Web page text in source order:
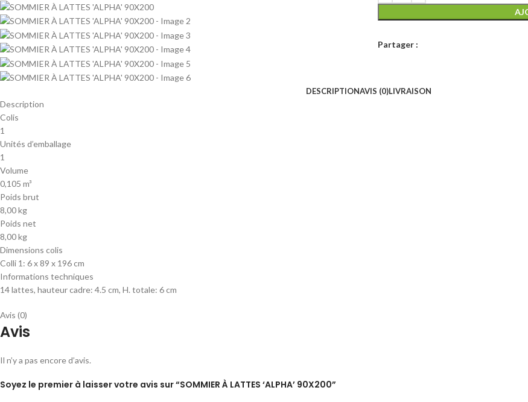
Partager :
DESCRIPTIONAVIS (0)LIVRAISON
Description
Colis
1
Unités d’emballage
1
Volume
0,105 m³
Poids brut
8,00 kg
Poids net
8,00 kg
Dimensions colis
Colli 1: 6 x 89 x 196 cm
Informations techniques
14 lattes, hauteur cadre: 4.5 cm, H. totale: 6 cm
Avis (0)
Avis
Il n’y a pas encore d’avis.
Soyez le premier à laisser votre avis sur “SOMMIER À LATTES ‘ALPHA’ 90X200”